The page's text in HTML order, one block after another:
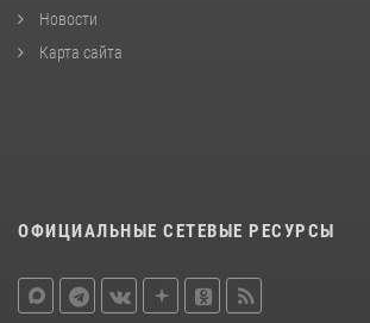
Новости
Карта сайта
ОФИЦИАЛЬНЫЕ СЕТЕВЫЕ РЕСУРСЫ